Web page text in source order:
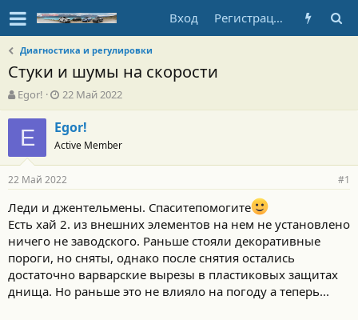
Вход Регистрация
Диагностика и регулировки
Стуки и шумы на скорости
А
в
т
т
е
м
ы
Egor!
Д
а
т
а
н
а
ч
а
л
а
22 Май 2022
E Egor!
Active Member
22 Май 2022 #1
Леди и джентельмены. Спаситепомогите
Есть хай 2. из внешних элементов на нем не установлено
ничего не заводского. Раньше стояли декоративные
пороги, но сняты, однако после снятия остались
достаточно варварские вырезы в пластиковых защитах
днища. Но раньше это не влияло на погоду а теперь...